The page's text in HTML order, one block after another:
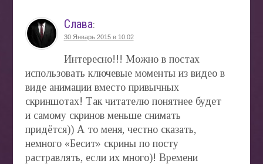
Слава:
30 Январь 2015 в 10:02
Интересно!!! Можно в постах
использовать ключевые моменты из видео в
виде анимации вместо привычных
скриншотах! Так читателю понятнее будет
и самому скринов меньше снимать
придётся)) А то меня, честно сказать,
немного «Бесит» скрины по посту
растравлять, если их много)! Времени